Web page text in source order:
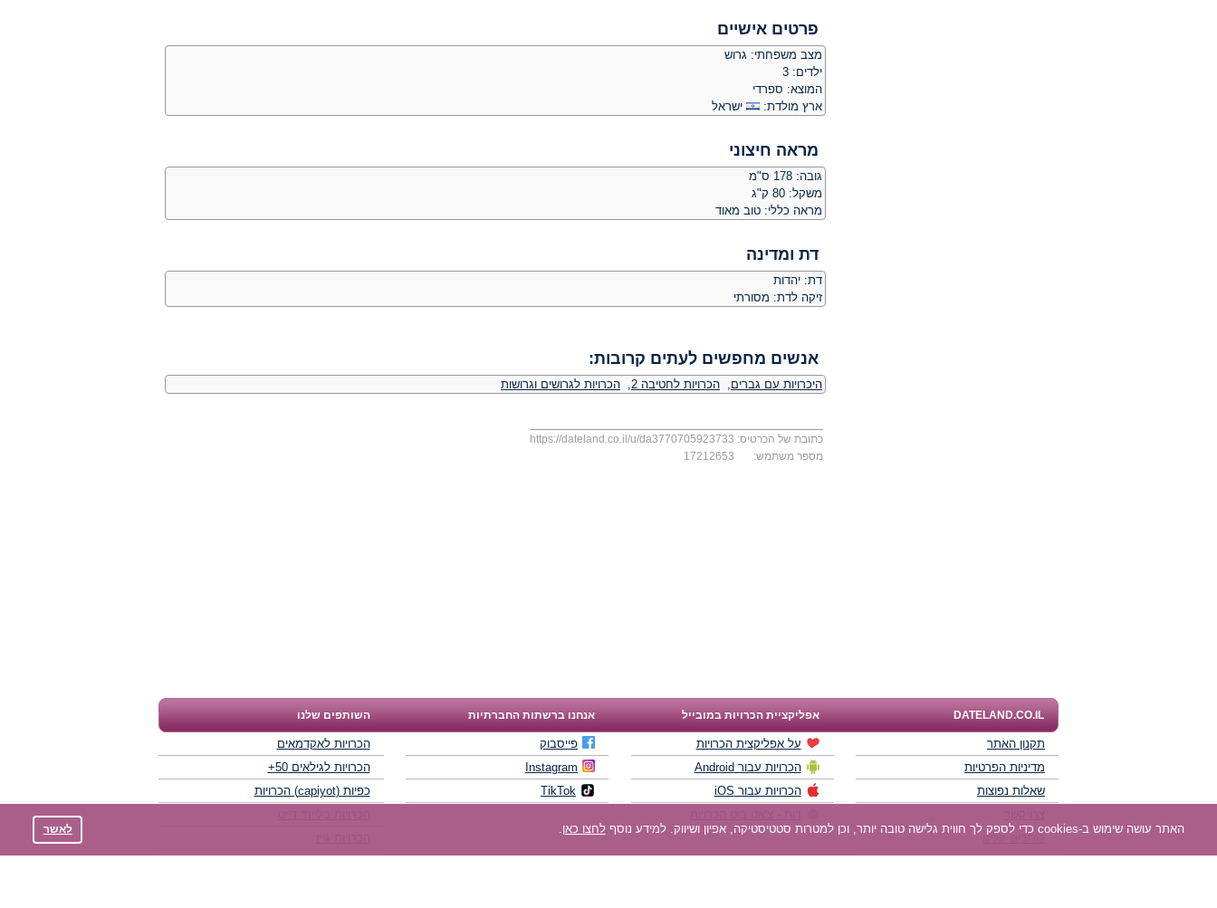
פרטים אישיים
מצב משפחתי: גרוש
ילדים: 3
המוצא: ספרדי
ארץ מולדת:
ישראל
מראה חיצוני
גובה: 178 ס"מ
משקל: 80 ק"ג
מראה כללי: טוב מאוד
דת ומדינה
דת: יהדות
זיקה לדת: מסורתי
אנשים מחפשים לעתים קרובות:
היכרויות עם גברים, הכרויות לחטיבה 2 , הכרויות לגרושים וגרושות
כתובת של הכרטיס: https://dateland.co.il/u/da3770705923733
מספר משתמש:
17212653
DATELAND.CO.IL אפליקציית הכרויות במובייל אנחנו ברשתות החברתיות השותפים שלנו
תקנון האתר
מדיניות הפרטיות
שאלות נפוצות
כותבים עלינו
על אפליקצית הכרויות
הכרויות עבור Android
הכרויות עבור iOS
פייסבוק
Instagram
TikTok
הכרויות לאקדמאים
הכרויות לגילאים 50+
כפיות (capiyot) הכרויות
האתר עושה שימוש ב-cookies כדי לספק לך חווית גלישה טובה יותר, וכן למטרות סטטיסטיקה, אפיון ושיווק. למידע נוסף לחצו כאן. לאשר